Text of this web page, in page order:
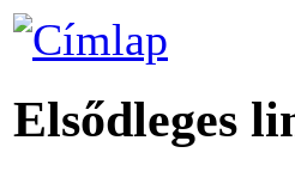
Elsődleges